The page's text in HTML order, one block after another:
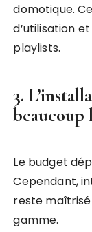
domotique.
d’utilisation
playlists.
3.
beaucoup
Le budget
Cependant,
reste
gamme.